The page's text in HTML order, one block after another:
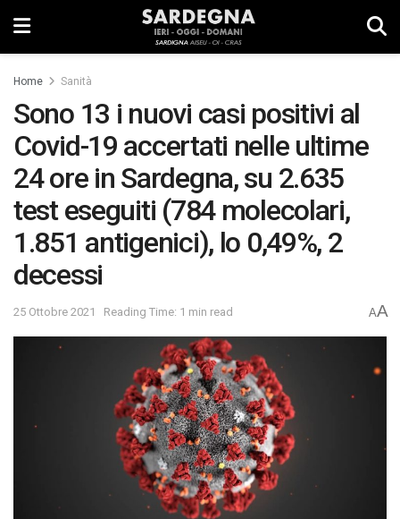
Home Sanità
Sono 13 i nuovi casi positivi al
Covid-19 accertati nelle ultime
24 ore in Sardegna, su 2.635
test eseguiti (784 molecolari,
1.851 antigenici), lo 0,49%, 2
decessi
25 Ottobre 2021 Reading Time: 1 min read AA